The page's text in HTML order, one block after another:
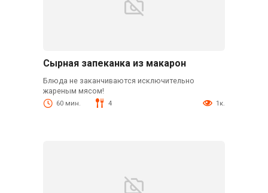
Сырная запеканка из макарон
Блюда не заканчиваются исключительно
жареным мясом!
60 мин. 4 1к.